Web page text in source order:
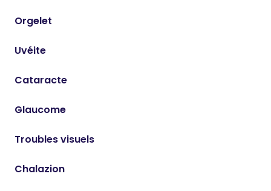
Orgelet
Uvéite
Cataracte
Glaucome
Troubles visuels
Chalazion